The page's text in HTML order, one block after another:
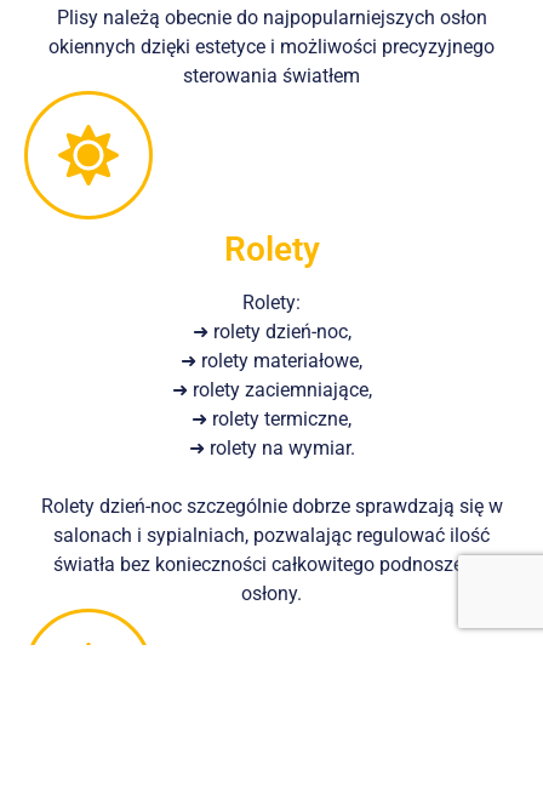
Plisy należą obecnie do najpopularniejszych osłon
okiennych dzięki estetyce i możliwości precyzyjnego
sterowania światłem
Rolety
Rolety:
➜ rolety dzień-noc,
➜ rolety materiałowe,
➜ rolety zaciemniające,
➜ rolety termiczne,
➜ rolety na wymiar.
Rolety dzień-noc szczególnie dobrze sprawdzają się w
salonach i sypialniach, pozwalając regulować ilość
światła bez konieczności całkowitego podnoszenia
osłony.